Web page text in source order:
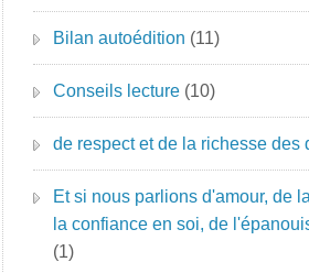
Bilan autoédition (11)
Conseils lecture (10)
de respect et de la richesse
Et si nous parlions d'amour, de
la confiance en soi, de
(1)